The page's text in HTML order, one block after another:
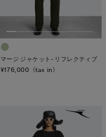
マージ ジャケット- リフレクティブ
¥176,000（tax in）